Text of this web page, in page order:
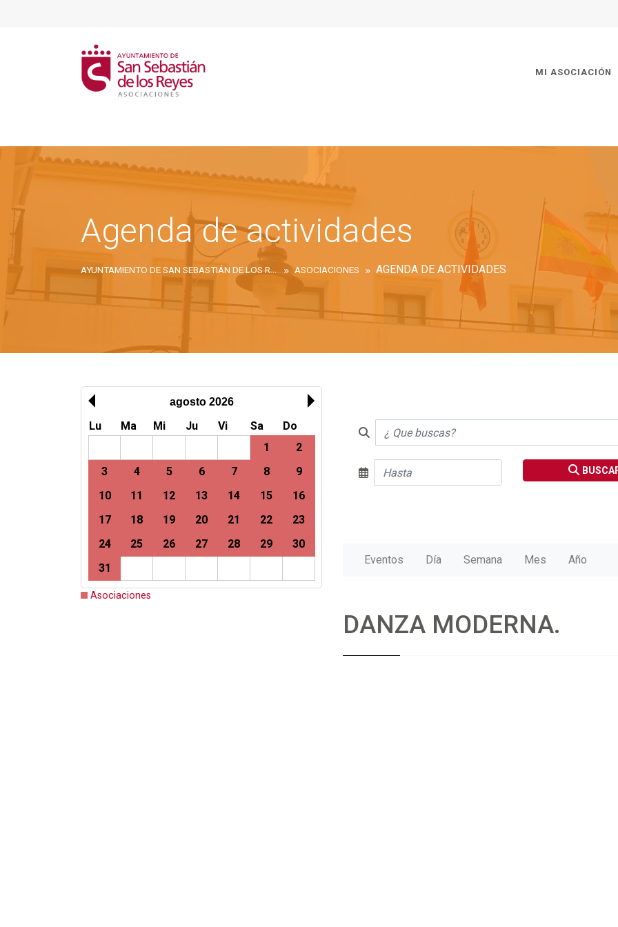
MI ASOCIACIÓN
Agenda de actividades
AYUNTAMIENTO DE SAN SEBASTIÁN DE LOS REYES ASOCIACIONES AGENDA DE ACTIVIDADES
agosto 2026
Lu Ma Mi Ju Vi Sa
Do
1
2
3
4 5 6 7 8
9
10
11 12 13 14 15
16
17
18 19 20 21 22
23
24
25 26 27 28 29
30
31
Asociaciones
Eventos Día Semana Mes Año
DANZA MODERNA.